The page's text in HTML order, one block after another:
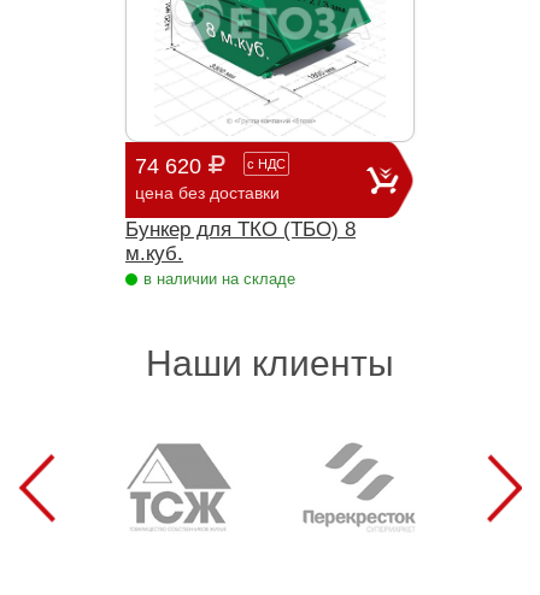
74 620 с НДС
цена без доставки
Бункер для ТКО (ТБО) 8
м.куб.
в наличии на складе
Наши клиенты